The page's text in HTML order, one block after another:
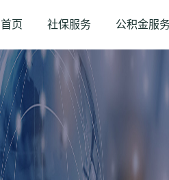
首页 社保服务 公积金服